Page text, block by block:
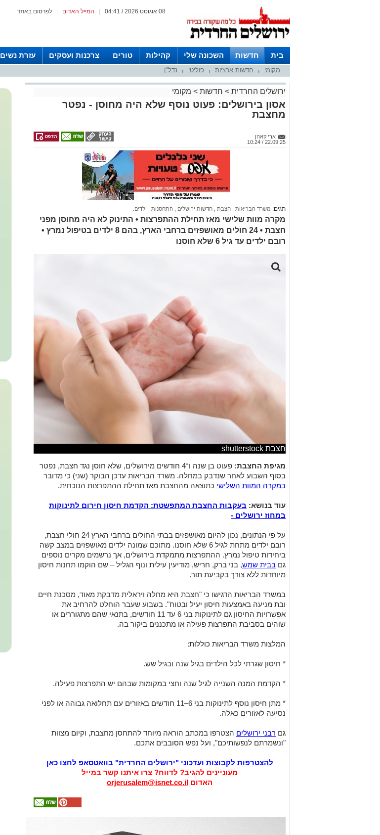
לפרסום באתר המייל האדום 08 אוגוסט 2026 / 04:41
בית חדשות השכונה שלי קהילות טורים צרכנות ועסקים עזרת נשים
חצרות
מקומי חדשות ארציות פוליטי נדל"ן
ירושלים החרדית > חדשות > מקומי
אסון בירושלים: פעוט נוסף שלא היה מחוסן - נפטר
מחצבת
ארי קאהן
22.09.25 / 10:24
תגים: משרד הבריאות חצבת חדשות ירושלים התחסנות ילדים.
מקרה מוות שלישי מאז תחילת ההתפרצות • התינוק לא היה מחוסן מפני
חצבת • 24 חולים מאושפזים ברחבי הארץ, בהם 8 ילדים בטיפול נמרץ •
רובם ילדים עד גיל 6 שלא חוסנו
חצבת shutterstock
מגיפת החצבת:
פעוט בן שנה ו־4 חודשים מירושלים, שלא חוסן נגד חצבת, נפטר
בסוף השבוע לאחר שנדבק במחלה. משרד הבריאות עדכן הבוקר (שני) כי מדובר
במקרה המוות השלישי כתוצאה מהחצבת מאז תחילת ההתפרצות הנוכחית.
עוד בנושא: בעקבות החצבת המתפשטת: הקדמת חיסון חירום לתינוקות
במחוז ירושלים -
על פי הנתונים, נכון להיום מאושפזים בבתי החולים ברחבי הארץ 24 חולי חצבת,
רובם ילדים מתחת לגיל 6 שלא חוסנו. מתוכם שמונה ילדים מאושפזים במצב קשה
ביחידות טיפול נמרץ. ההתפרצות מתמקדת בירושלים, אך נרשמים מקרים נוספים
גם בבית שמש, בני ברק, חריש, מודיעין עילית ונוף הגליל – שם הוקמו תחנות חיסון
מיוחדות ללא צורך בקביעת תור.
במשרד הבריאות הדגישו כי "חצבת היא מחלה ויראלית מדבקת מאוד, מסכנת חיים
ובת מניעה באמצעות חיסון יעיל ובטוח". בשבוע שעבר הוחלט להרחיב את
אפשרויות החיסון גם לתינוקות בני 6 עד 11 חודשים, בתנאי שהם מתגוררים או
שוהים בסביבת התפרצות פעילה או מתכננים ביקור בה.
המלצות משרד הבריאות כוללות:
* חיסון שגרתי לכל הילדים בגיל שנה ובגיל שש.
* הקדמת המנה השנייה לגיל שנה וחצי במקומות שבהם יש התפרצות פעילה.
* מתן חיסון נוסף לתינוקות בני 6–11 חודשים באזורים עם תחלואה גבוהה או לפני
נסיעה לאזורים כאלה.
גם רבני ירושלים הצטרפו במכתב הוראה מיוחד להתחסן מחצבת, וקיום מצוות
"ונשמרתם לנפשותיכם", ועל נפש הסובבים אתכם.
להצטרפות לקבוצות ועדכוני "ירושלים החרדית" בוואטסאפ לחצו כאן
מעוניינים להגיב? לדווח? צרו איתנו קשר במייל
האדום orjerusalem@isnet.co.il